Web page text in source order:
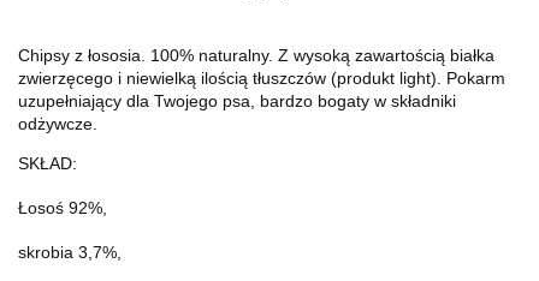
Chipsy z łososia. 100% naturalny. Z wysoką zawartością białka
zwierzęcego i niewielką ilością tłuszczów (produkt light). Pokarm
uzupełniający dla Twojego psa, bardzo bogaty w składniki
odżywcze.
SKŁAD:
Łosoś 92%,
skrobia 3,7%,